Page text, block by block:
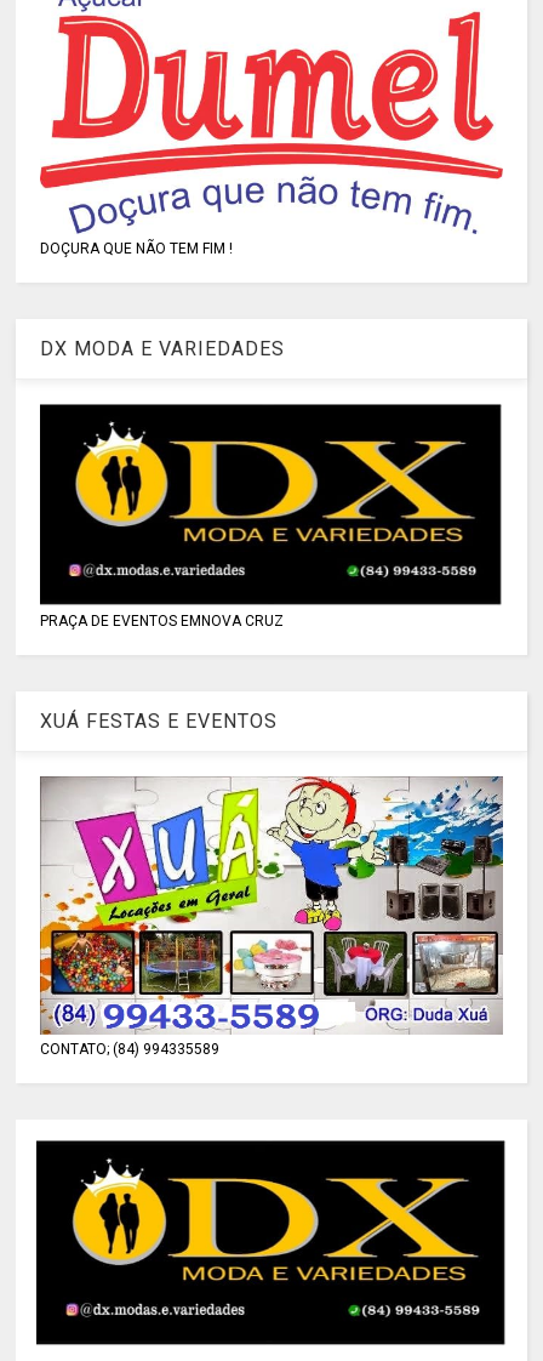
DOÇURA QUE NÃO TEM FIM !
DX MODA E VARIEDADES
PRAÇA DE EVENTOS EMNOVA CRUZ
XUÁ FESTAS E EVENTOS
CONTATO; (84) 994335589